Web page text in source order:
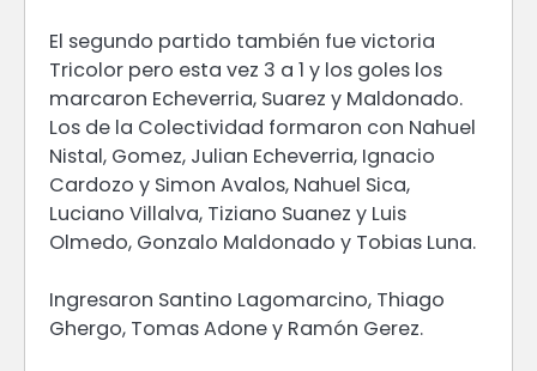
El segundo partido también fue victoria
Tricolor pero esta vez 3 a 1 y los goles los
marcaron Echeverria, Suarez y Maldonado.
Los de la Colectividad formaron con Nahuel
Nistal, Gomez, Julian Echeverria, Ignacio
Cardozo y Simon Avalos, Nahuel Sica,
Luciano Villalva, Tiziano Suanez y Luis
Olmedo, Gonzalo Maldonado y Tobias Luna.
Ingresaron Santino Lagomarcino, Thiago
Ghergo, Tomas Adone y Ramón Gerez.